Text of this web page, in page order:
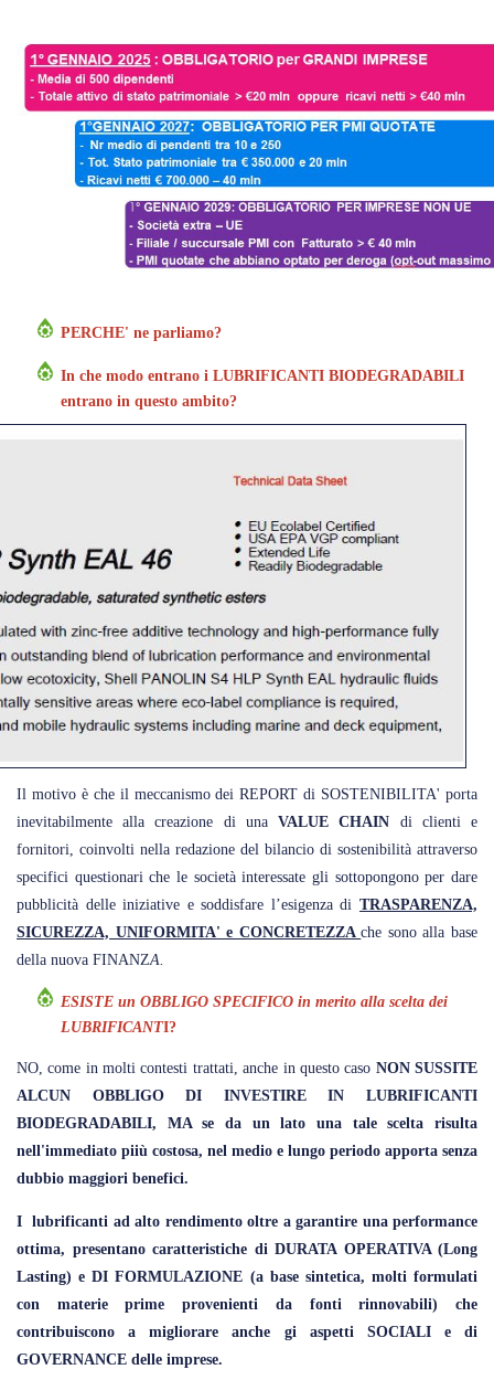
PERCHE' ne parliamo?
In che modo entrano i LUBRIFICANTI BIODEGRADABILI
entrano in questo ambito?
Il motivo è che il meccanismo dei REPORT di SOSTENIBILITA' porta
inevitabilmente alla creazione di unaVALUE CHAIN di clienti e
fornitori, coinvolti nella redazione del bilancio di sostenibilità attraverso
specifici questionari che le società interessate gli sottopongono per dare
pubblicità delle iniziative e soddisfare l’esigenza di TRASPARENZA,
SICUREZZA, UNIFORMITA' e CONCRETEZZAche sono alla base
della nuova FINANZA.
ESISTE un OBBLIGO SPECIFICO in merito alla scelta dei
LUBRIFICANTI?
NO, come in molti contesti trattati, anche in questo caso NON SUSSITE
ALCUN OBBLIGO DI INVESTIRE IN LUBRIFICANTI
BIODEGRADABILI, MA se da un lato una tale scelta risulta
nell'immediato piiù costosa, nel medio e lungo periodo apporta senza
dubbio maggiori benefici.
I lubrificanti ad alto rendimento oltre a garantire una performance
ottima, presentano caratteristiche di DURATA OPERATIVA (Long
Lasting) e DI FORMULAZIONE (a base sintetica, molti formulati
con materie prime provenienti da fonti rinnovabili) che
contribuiscono a migliorare anche gi aspetti SOCIALI e di
GOVERNANCE delle imprese.